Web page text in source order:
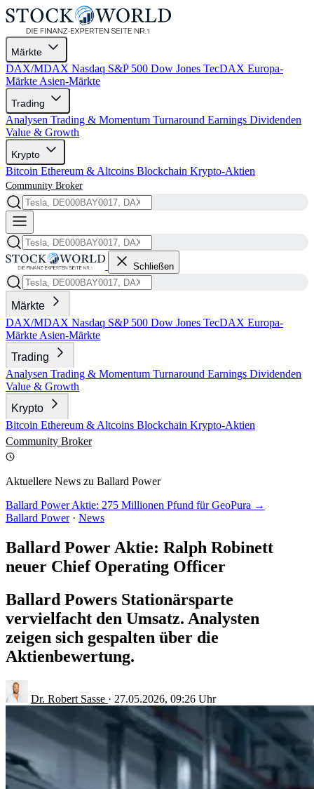
Märkte
DAX/MDAX Nasdaq S&P 500 Dow Jones TecDAX Europa-
Märkte Asien-Märkte
Trading
Analysen Trading & Momentum Turnaround Earnings Dividenden
Value & Growth
Krypto
Bitcoin Ethereum & Altcoins Blockchain Krypto-Aktien
Community Broker
Schließen
Märkte
DAX/MDAX Nasdaq S&P 500 Dow Jones TecDAX Europa-
Märkte Asien-Märkte
Trading
Analysen Trading & Momentum Turnaround Earnings Dividenden
Value & Growth
Krypto
Bitcoin Ethereum & Altcoins Blockchain Krypto-Aktien
Community Broker
Aktuellere News zu Ballard Power
Ballard Power Aktie: 275 Millionen Pfund für GeoPura →
Ballard Power · News
Ballard Power Aktie: Ralph Robinett
neuer Chief Operating Officer
Ballard Powers Stationärsparte
vervielfacht den Umsatz. Analysten
zeigen sich gespalten über die
Aktienbewertung.
Dr. Robert Sasse · 27.05.2026, 09:26 Uhr